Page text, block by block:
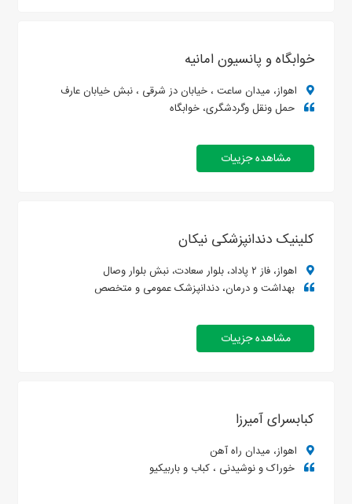
خوابگاه و پانسیون امانیه
اهواز، میدان ساعت ، خیابان دز شرقی ، نبش خیابان عارف
حمل ونقل وگردشگری، خوابگاه
مشاهده جزییات
کلینیک دندانپزشکی نیکان
اهواز، فاز ۲ پاداد، بلوار سعادت، نبش بلوار وصال
بهداشت و درمان، دندانپزشک عمومی و متخصص
مشاهده جزییات
کبابسرای آمیرزا
اهواز، میدان راه آهن
خوراک و نوشیدنی ، کباب و باربیکیو